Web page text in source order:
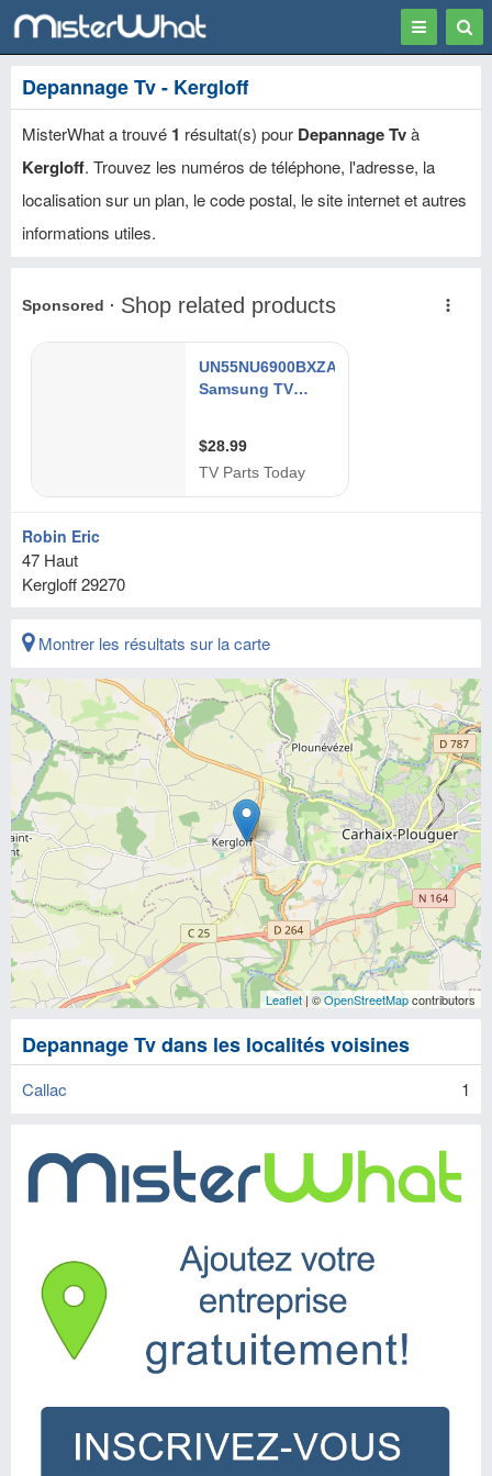
Toggle
Depannage Tv - Kergloff
MisterWhat a trouvé 1 résultat(s) pour Depannage Tvà
Kergloff. Trouvez les numéros de téléphone, l'adresse, la
localisation sur un plan, le code postal, le site internet et autres
informations utiles.
Robin Eric
47 Haut
Kergloff29270
Montrer les résultats sur la carte
Leaflet| ©OpenStreetMapcontributors
Depannage Tv dans les localités voisines
Callac 1